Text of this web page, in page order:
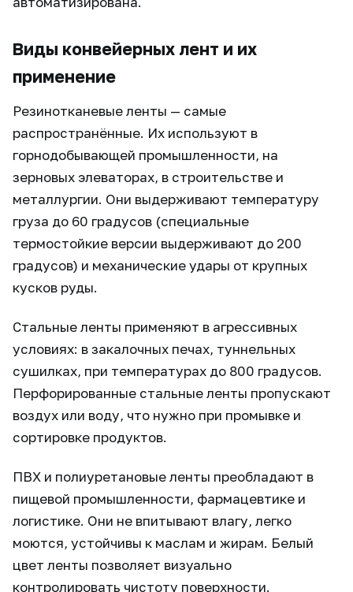
Виды конвейерных лент и их
применение
Резинотканевые ленты — самые
распространённые. Их используют в
горнодобывающей промышленности, на
зерновых элеваторах, в строительстве и
металлургии. Они выдерживают температуру
груза до 60 градусов (специальные
термостойкие версии выдерживают до 200
градусов) и механические удары от крупных
кусков руды.
Стальные ленты применяют в агрессивных
условиях: в закалочных печах, туннельных
сушилках, при температурах до 800 градусов.
Перфорированные стальные ленты пропускают
воздух или воду, что нужно при промывке и
сортировке продуктов.
ПВХ и полиуретановые ленты преобладают в
пищевой промышленности, фармацевтике и
логистике. Они не впитывают влагу, легко
моются, устойчивы к маслам и жирам. Белый
цвет ленты позволяет визуально
контролировать чистоту поверхности.